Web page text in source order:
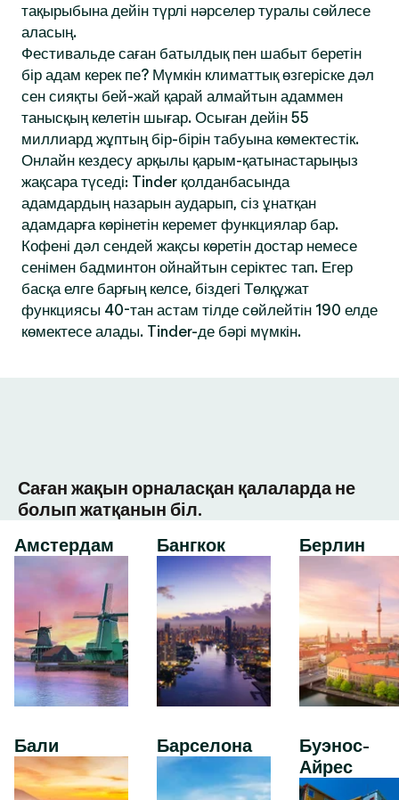
тақырыбына дейін түрлі нәрселер туралы сөйлесе
аласың.
Фестивальде саған батылдық пен шабыт беретін
бір адам керек пе? Мүмкін климаттық өзгеріске дәл
сен сияқты бей-жай қарай алмайтын адаммен
танысқың келетін шығар. Осыған дейін 55
миллиард жұптың бір-бірін табуына көмектестік.
Онлайн кездесу арқылы қарым-қатынастарыңыз
жақсара түседі: Tinder қолданбасында
адамдардың назарын аударып, сіз ұнатқан
адамдарға көрінетін керемет функциялар бар.
Кофені дәл сендей жақсы көретін достар немесе
сенімен бадминтон ойнайтын серіктес тап. Егер
басқа елге барғың келсе, біздегі Төлқұжат
функциясы 40-тан астам тілде сөйлейтін 190 елде
көмектесе алады. Tinder-де бәрі мүмкін.
Саған жақын орналасқан қалаларда не
болып жатқанын біл.
Амстердам
Бали
Бангкок
Барселона
Берлин
Буэнос-
Айрес